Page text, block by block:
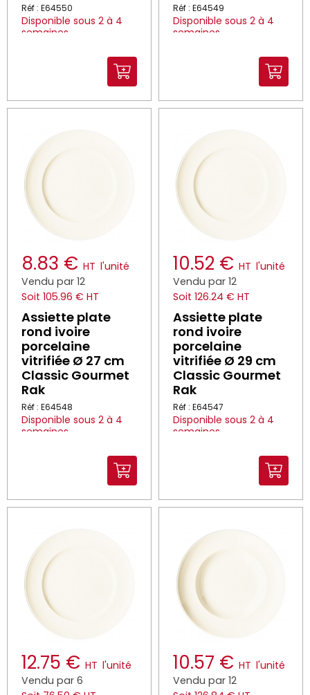
Réf : E64550
Disponible sous 2 à 4
semaines
Réf : E64549
Disponible sous 2 à 4
semaines
8.83 € HT l'unité
Vendu par 12
Soit 105.96 € HT
Assiette plate
rond ivoire
porcelaine
vitrifiée Ø 27 cm
Classic Gourmet
Rak
Réf : E64548
Disponible sous 2 à 4
semaines
10.52 € HT l'unité
Vendu par 12
Soit 126.24 € HT
Assiette plate
rond ivoire
porcelaine
vitrifiée Ø 29 cm
Classic Gourmet
Rak
Réf : E64547
Disponible sous 2 à 4
semaines
12.75 € HT l'unité
Vendu par 6
10.57 € HT l'unité
Vendu par 12